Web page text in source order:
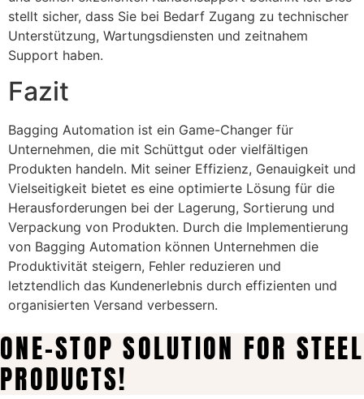
stellt sicher, dass Sie bei Bedarf Zugang zu technischer
Unterstützung, Wartungsdiensten und zeitnahem
Support haben.
Fazit
Bagging Automation ist ein Game-Changer für
Unternehmen, die mit Schüttgut oder vielfältigen
Produkten handeln. Mit seiner Effizienz, Genauigkeit und
Vielseitigkeit bietet es eine optimierte Lösung für die
Herausforderungen bei der Lagerung, Sortierung und
Verpackung von Produkten. Durch die Implementierung
von Bagging Automation können Unternehmen die
Produktivität steigern, Fehler reduzieren und
letztendlich das Kundenerlebnis durch effizienten und
organisierten Versand verbessern.
ONE-STOP SOLUTION FOR STEEL
PRODUCTS!